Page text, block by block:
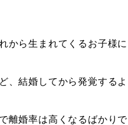
から生まれてくるお子様に
、結婚してから発覚するよ
離婚率は高くなるばかりで